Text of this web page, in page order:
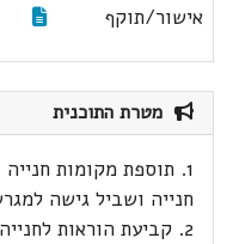
אישור/תוקף
מטרת התוכנית
1. תוספת מקומות
חנייה ושביל גישה
2. קביעת הוראות